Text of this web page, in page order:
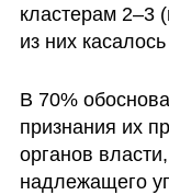
кластерам 2–3
из них
В 70%
признания их
органов
надлежащего